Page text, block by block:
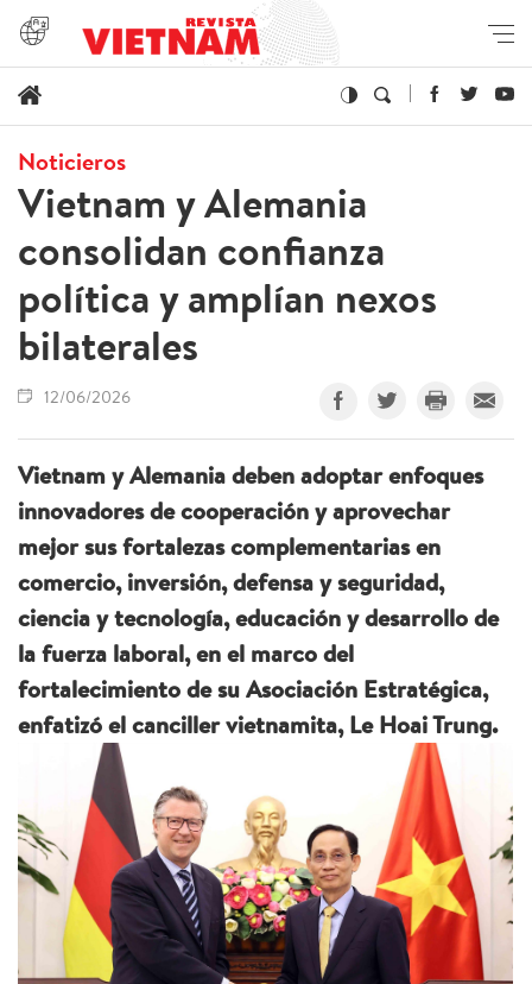
Noticieros
Vietnam y Alemania
consolidan confianza
política y amplían nexos
bilaterales
12/06/2026
Vietnam y Alemania deben adoptar enfoques
innovadores de cooperación y aprovechar
mejor sus fortalezas complementarias en
comercio, inversión, defensa y seguridad,
ciencia y tecnología, educación y desarrollo de
la fuerza laboral, en el marco del
fortalecimiento de su Asociación Estratégica,
enfatizó el canciller vietnamita, Le Hoai Trung.